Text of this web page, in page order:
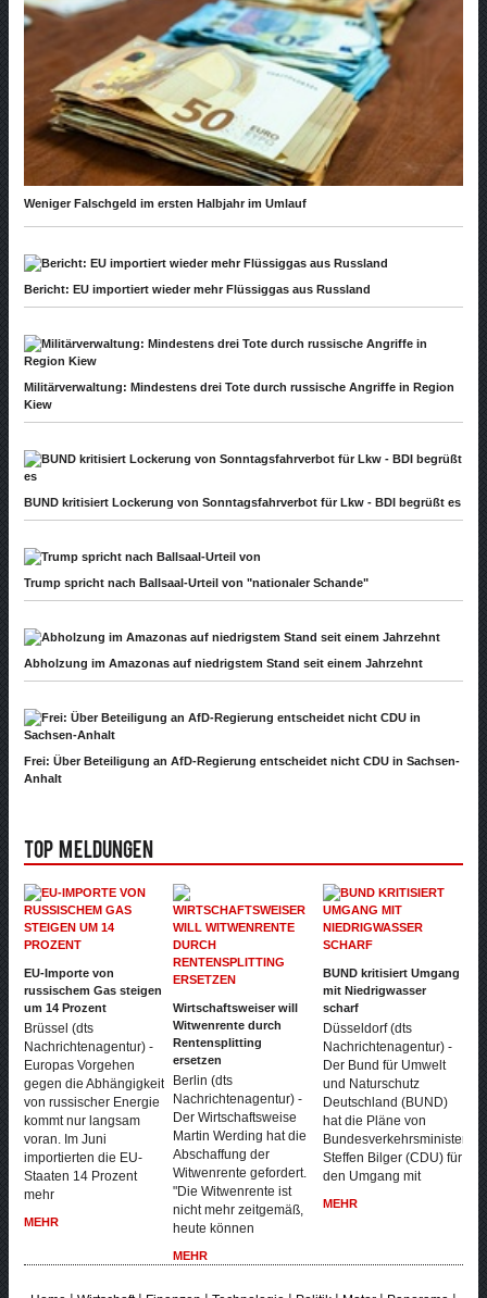
Weniger Falschgeld im ersten Halbjahr im Umlauf
Bericht: EU importiert wieder mehr Flüssiggas aus Russland
Militärverwaltung: Mindestens drei Tote durch russische Angriffe in Region
Kiew
BUND kritisiert Lockerung von Sonntagsfahrverbot für Lkw - BDI begrüßt es
Trump spricht nach Ballsaal-Urteil von "nationaler Schande"
Abholzung im Amazonas auf niedrigstem Stand seit einem Jahrzehnt
Frei: Über Beteiligung an AfD-Regierung entscheidet nicht CDU in Sachsen-
Anhalt
Top Meldungen
EU-Importe von
russischem Gas steigen
um 14 Prozent
Brüssel (dts
Nachrichtenagentur) -
Europas Vorgehen
gegen die Abhängigkeit
von russischer Energie
kommt nur langsam
voran. Im Juni
importierten die EU-
Staaten 14 Prozent
mehr
MEHR
Wirtschaftsweiser will
Witwenrente durch
Rentensplitting
ersetzen
Berlin (dts
Nachrichtenagentur) -
Der Wirtschaftsweise
Martin Werding hat die
Abschaffung der
Witwenrente gefordert.
"Die Witwenrente ist
nicht mehr zeitgemäß,
heute können
MEHR
BUND kritisiert Umgang
mit Niedrigwasser
scharf
Düsseldorf (dts
Nachrichtenagentur) -
Der Bund für Umwelt
und Naturschutz
Deutschland (BUND)
hat die Pläne von
Bundesverkehrsminister
Steffen Bilger (CDU) für
den Umgang mit
MEHR